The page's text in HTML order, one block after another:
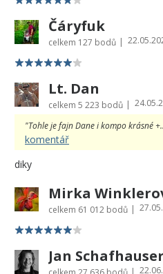
Čáryfuk
celkem 127 bodů |
Lt. Dan
celkem 5 223 bodů |
"Tohle je fajn Dane i kompo krásné
komentář
diky
Mirka
celkem 61 012 bodů |
Jan Schafhauser
|